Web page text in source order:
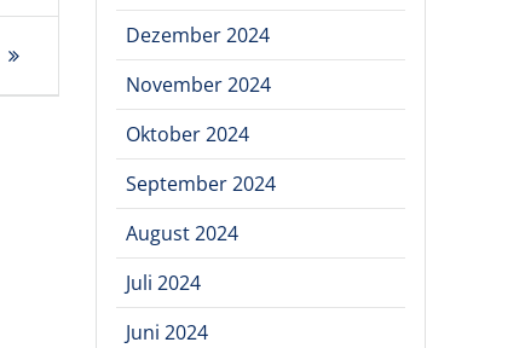
Dezember 2024
November 2024
Oktober 2024
September 2024
August 2024
Juli 2024
Juni 2024